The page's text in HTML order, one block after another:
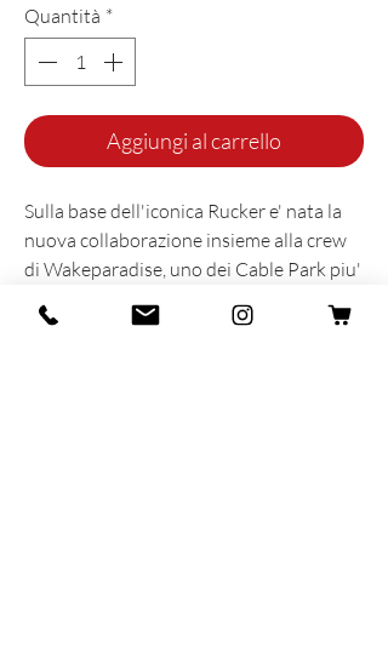
Quantità *
Aggiungi al carrello
Sulla base dell'iconica Rucker e' nata la
nuova collaborazione insieme alla crew
di Wakeparadise, uno dei Cable Park piu'
famosi del mondo. Il motto di questo
paradiso alle porte di Milano non poteva